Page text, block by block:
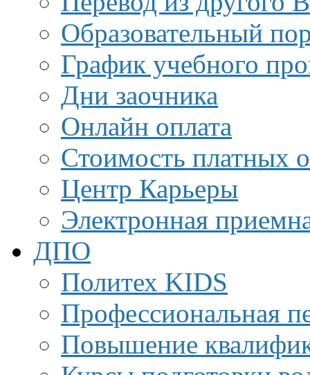
Образовательный
График учебного
Дни заочника
Онлайн оплата
Стоимость платных
Центр Карьеры
Электронная
ДПО
Политех KIDS
Профессиональная
Повышение